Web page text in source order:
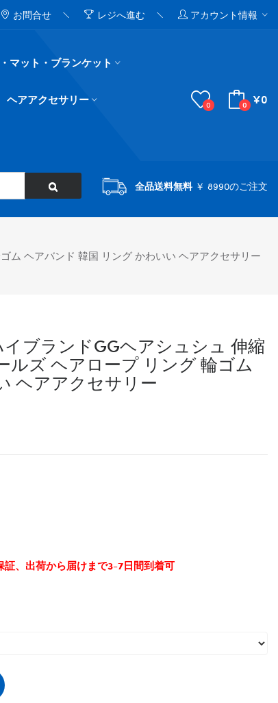
お問合せ レジへ進む アカウント情報
マット・ブランケット
ヘアアクセサリー 0 0 ¥0
全品送料無料￥ 8990のご注文
ム ヘアバンド 韓国 リング かわいい ヘアアクセサリー
ブランドGGヘアシュシュ 伸縮
ズ ヘアロープ リング 輪ゴム
ヘアアクセサリー
、出荷から届けまで3-7日間到着可